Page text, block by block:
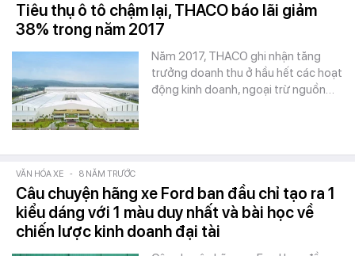
Tiêu thụ ô tô chậm lại, THACO báo lãi giảm
38% trong năm 2017
Năm 2017, THACO ghi nhận tăng
trưởng doanh thu ở hầu hết các hoạt
động kinh doanh, ngoại trừ nguồn…
VĂN HÓA XE - 8 NĂM TRƯỚC
Câu chuyện hãng xe Ford ban đầu chỉ tạo ra 1
kiểu dáng với 1 màu duy nhất và bài học về
chiến lược kinh doanh đại tài